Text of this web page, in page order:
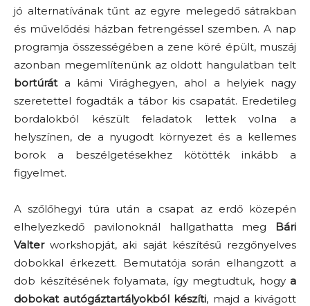
jó alternatívának tűnt az egyre melegedő sátrakban
és művelődési házban fetrengéssel szemben. A nap
programja összességében a zene köré épült, muszáj
azonban megemlítenünk az oldott hangulatban telt
bortúráta kámi Virághegyen, ahol a helyiek nagy
szeretettel fogadták a tábor kis csapatát. Eredetileg
bordalokból készült feladatok lettek volna a
helyszínen, de a nyugodt környezet és a kellemes
borok a beszélgetésekhez kötötték inkább a
figyelmet.
A szőlőhegyi túra után a csapat az erdő közepén
elhelyezkedő pavilonoknál hallgathatta meg Bári
Valterworkshopját, aki saját készítésű rezgőnyelves
dobokkal érkezett. Bemutatója során elhangzott a
dob készítésének folyamata, így megtudtuk, hogy a
dobokat autógáztartályokból készíti, majd a kivágott